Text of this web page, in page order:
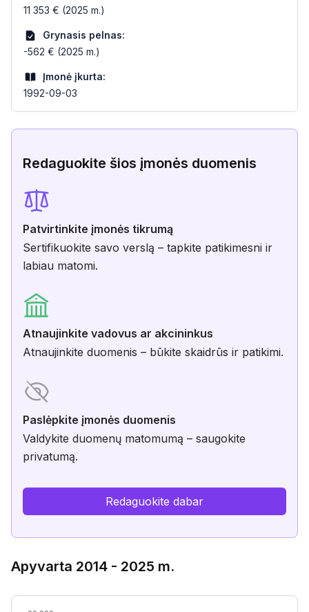
11 353 € (2025 m.)
Grynasis pelnas:
-562 € (2025 m.)
Įmonė įkurta:
1992-09-03
Redaguokite šios įmonės duomenis
Patvirtinkite įmonės tikrumą
Sertifikuokite savo verslą – tapkite patikimesni ir
labiau matomi.
Atnaujinkite vadovus ar akcininkus
Atnaujinkite duomenis – būkite skaidrūs ir patikimi.
Paslėpkite įmonės duomenis
Valdykite duomenų matomumą – saugokite
privatumą.
Redaguokite dabar
Apyvarta 2014 - 2025 m.